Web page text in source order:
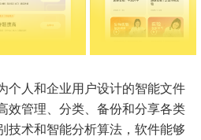
个人和企业用户设计的智能文件
效管理、分类、备份和分享各类
技术和智能分析算法，软件能够